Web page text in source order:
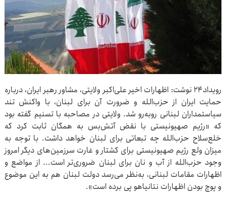
رویداد۲۴ نوشت: اظهارات اخیر علی‌اکبر ولایتی، مشاور رهبر ایران، درباره
حمایت ایران از حزب‌الله و ضرورت آن برای لبنان، با واکنش تند
سیاستمداران لبنانی روبه‌رو شد. ولایتی در مصاحبه با تسنیم گفته بود
که «رژیم صهیونیستی با نقض آتش‌بس به همگان ثابت کرد که
خلع‌سلاح حزب‌الله چه تبعاتی برای لبنان خواهد داشت. با توجه به
میزان ولع رژیم صهیونیستی برای کشتار و غارت سرزمین‌های دیگر امروز
وجود حزب‌الله از آب و نان برای لبنان ضروری‌تر است... از مواضع و
اظهارات مقامات لبنانی، به‌نظر می‌رسد دولت لبنان هم به این موضوع
و پوچ بودن اظهارات نتانیاهو پی برده است».